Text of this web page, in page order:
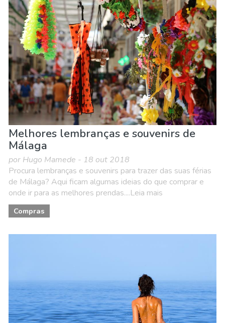
Melhores lembranças e souvenirs de
Málaga
por Hugo Mamede - 18 out 2018
Procura lembranças e souvenirs para trazer das suas férias
de Málaga? Aqui ficam algumas ideias do que comprar e
onde ir para as melhores prendas....Leia mais
Compras